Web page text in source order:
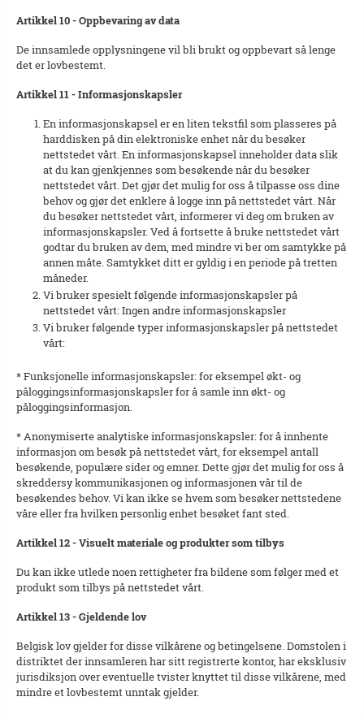
Artikkel 10 - Oppbevaring av data
De innsamlede opplysningene vil bli brukt og oppbevart så lenge
det er lovbestemt.
Artikkel 11 - Informasjonskapsler
En informasjonskapsel er en liten tekstfil som plasseres på
harddisken på din elektroniske enhet når du besøker
nettstedet vårt. En informasjonskapsel inneholder data slik
at du kan gjenkjennes som besøkende når du besøker
nettstedet vårt. Det gjør det mulig for oss å tilpasse oss dine
behov og gjør det enklere å logge inn på nettstedet vårt. Når
du besøker nettstedet vårt, informerer vi deg om bruken av
informasjonskapsler. Ved å fortsette å bruke nettstedet vårt
godtar du bruken av dem, med mindre vi ber om samtykke på
annen måte. Samtykket ditt er gyldig i en periode på tretten
måneder.
Vi bruker spesielt følgende informasjonskapsler på
nettstedet vårt: Ingen andre informasjonskapsler
Vi bruker følgende typer informasjonskapsler på nettstedet
vårt:
* Funksjonelle informasjonskapsler: for eksempel økt- og
påloggingsinformasjonskapsler for å samle inn økt- og
påloggingsinformasjon.
* Anonymiserte analytiske informasjonskapsler: for å innhente
informasjon om besøk på nettstedet vårt, for eksempel antall
besøkende, populære sider og emner. Dette gjør det mulig for oss å
skreddersy kommunikasjonen og informasjonen vår til de
besøkendes behov. Vi kan ikke se hvem som besøker nettstedene
våre eller fra hvilken personlig enhet besøket fant sted.
Artikkel 12 - Visuelt materiale og produkter som tilbys
Du kan ikke utlede noen rettigheter fra bildene som følger med et
produkt som tilbys på nettstedet vårt.
Artikkel 13 - Gjeldende lov
Belgisk lov gjelder for disse vilkårene og betingelsene. Domstolen i
distriktet der innsamleren har sitt registrerte kontor, har eksklusiv
jurisdiksjon over eventuelle tvister knyttet til disse vilkårene, med
mindre et lovbestemt unntak gjelder.